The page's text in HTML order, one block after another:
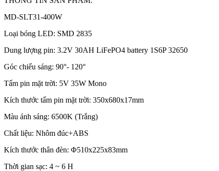
MD-SLT31-400W
Loại bóng LED: SMD 2835
Dung lượng pin: 3.2V 30AH LiFePO4 battery 1S6P 32650
Góc chiếu sáng: 90°- 120°
Tấm pin mặt trời: 5V 35W Mono
Kích thước tấm pin mặt trời: 350x680x17mm
Màu ánh sáng: 6500K (Trắng)
Chất liệu: Nhôm đúc+ABS
Kích thước thân đèn: Φ510x225x83mm
Thời gian sạc: 4 ~ 6 H